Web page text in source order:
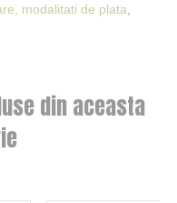
modalitati de plata
din aceasta